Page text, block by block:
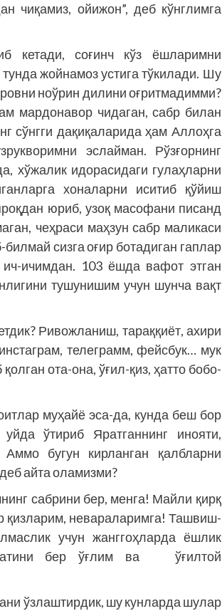
чиқамиз, ойижон”, деб кўнглимга
кетади, соғинч кўз ёшларимни
жойнамоз устига тўкилади. Шу
ноўрин дилини оғритмадимми?
мардонавор чидаган, сабр билан
сўнгги дақиқаларида ҳам Аллоҳга
эслайман. Рўзғорнинг
хўжалик идорасидаги гулаҳларни
хоналарни иситиб қўйиш
юриб, узоқ масофани писанд
чеҳраси маҳзун сабр маликаси
сизга оғир ботадиган гаплар
ичимдан. 103 ёшда вафот этган
тушунишим учун шунча вақт
Ривожланиш, тараққиёт, ахири
телеграмм, фейсбук… мук
ота-она, ўғил-қиз, ҳатто бобо-
муҳайё эса-да, кунда беш бор
ўтириб Яратганнинг инояти,
бугун кирланган қалбларни
айта оламизми?
сабрини бер, менга! Майли қирқ
қизларим, невараларимга! Ташвиш­
учун жанггоҳларда ёшлик
бер ўғлим ва ўғилтой
ўзлаштирдик, шу кунларда шулар